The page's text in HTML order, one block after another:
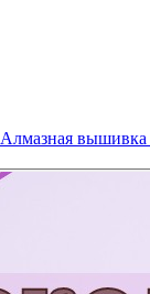
Алмазная вышивка